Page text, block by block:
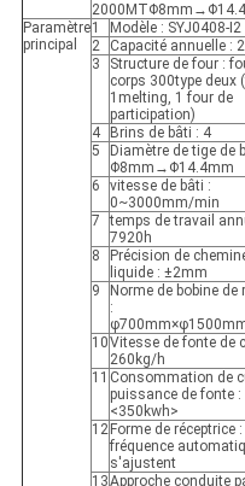
Paramètre
principal
1 Modèle : SYJ0408-I2
2
Capacité annuelle :
3
Structure de four :
corps 300type deux
1melting, 1 four de
participation)
4
Brins de bâti : 4
5
Diamètre de tige de
Φ8mm→Φ14.4mm
6
vitesse de bâti :
0~3000mm/min
7
temps de travail
7920h
8
Précision de
liquide : ±2mm
9
Norme de bobine de
:
10Vitesse de fonte de
260kg/h
11 Consommation de
puissance de fonte :
<350kwh>
12 Forme de réceptrice
fréquence
s'ajustent
13Approche conduite